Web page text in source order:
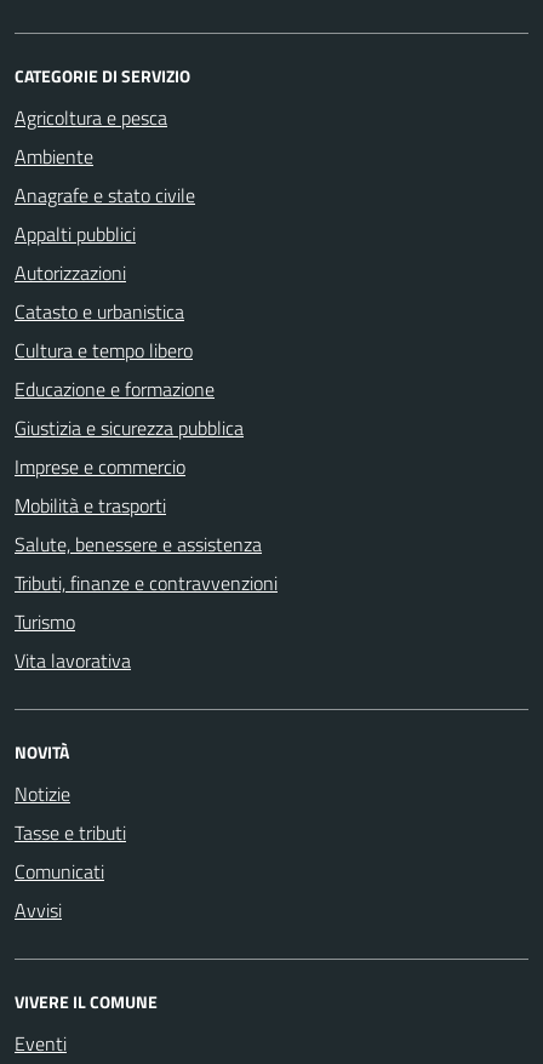
CATEGORIE DI SERVIZIO
Agricoltura e pesca
Ambiente
Anagrafe e stato civile
Appalti pubblici
Autorizzazioni
Catasto e urbanistica
Cultura e tempo libero
Educazione e formazione
Giustizia e sicurezza pubblica
Imprese e commercio
Mobilità e trasporti
Salute, benessere e assistenza
Tributi, finanze e contravvenzioni
Turismo
Vita lavorativa
NOVITÀ
Notizie
Tasse e tributi
Comunicati
Avvisi
VIVERE IL COMUNE
Eventi